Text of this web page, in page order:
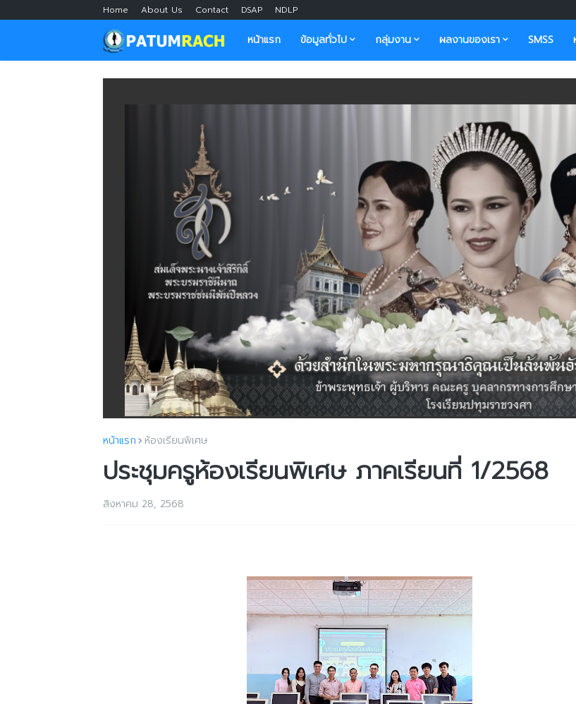
Home About Us Contact DSAP NDLP
หน้าแรก ข้อมูลทั่วไป กลุ่มงาน ผลงานของเรา SMSS
หน้าแรก ห้องเรียนพิเศษ
ประชุมครูห้องเรียนพิเศษ ภาคเรียนที่ 1/2568
สิงหาคม 28, 2568